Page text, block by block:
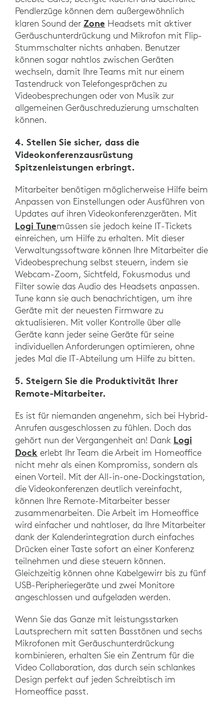
Pendlerzüge können dem außergewöhnlich
klaren Sound der Zone Headsets mit aktiver
Geräuschunterdrückung und Mikrofon mit Flip-
Stummschalter nichts anhaben. Benutzer
können sogar nahtlos zwischen Geräten
wechseln, damit Ihre Teams mit nur einem
Tastendruck von Telefongesprächen zu
Videobesprechungen oder von Musik zur
allgemeinen Geräuschreduzierung umschalten
können.
4. Stellen Sie sicher, dass die
Videokonferenzausrüstung
Spitzenleistungen erbringt.
Mitarbeiter benötigen möglicherweise Hilfe beim
Anpassen von Einstellungen oder Ausführen von
Updates auf ihren Videokonferenzgeräten. Mit
Logi Tunemüssen sie jedoch keine IT-Tickets
einreichen, um Hilfe zu erhalten. Mit dieser
Verwaltungssoftware können Ihre Mitarbeiter die
Videobesprechung selbst steuern, indem sie
Webcam-Zoom, Sichtfeld, Fokusmodus und
Filter sowie das Audio des Headsets anpassen.
Tune kann sie auch benachrichtigen, um ihre
Geräte mit der neuesten Firmware zu
aktualisieren. Mit voller Kontrolle über alle
Geräte kann jeder seine Geräte für seine
individuellen Anforderungen optimieren, ohne
jedes Mal die IT-Abteilung um Hilfe zu bitten.
5. Steigern Sie die Produktivität Ihrer
Remote-Mitarbeiter.
Es ist für niemanden angenehm, sich bei Hybrid-
Anrufen ausgeschlossen zu fühlen. Doch das
gehört nun der Vergangenheit an! Dank Logi
Dock erlebt Ihr Team die Arbeit im Homeoffice
nicht mehr als einen Kompromiss, sondern als
einen Vorteil. Mit der All-in-one-Dockingstation,
die Videokonferenzen deutlich vereinfacht,
können Ihre Remote-Mitarbeiter besser
zusammenarbeiten. Die Arbeit im Homeoffice
wird einfacher und nahtloser, da Ihre Mitarbeiter
dank der Kalenderintegration durch einfaches
Drücken einer Taste sofort an einer Konferenz
teilnehmen und diese steuern können.
Gleichzeitig können ohne Kabelgewirr bis zu fünf
USB-Peripheriegeräte und zwei Monitore
angeschlossen und aufgeladen werden.
Wenn Sie das Ganze mit leistungsstarken
Lautsprechern mit satten Basstönen und sechs
Mikrofonen mit Geräuschunterdrückung
kombinieren, erhalten Sie ein Zentrum für die
Video Collaboration, das durch sein schlankes
Design perfekt auf jeden Schreibtisch im
Homeoffice passt.